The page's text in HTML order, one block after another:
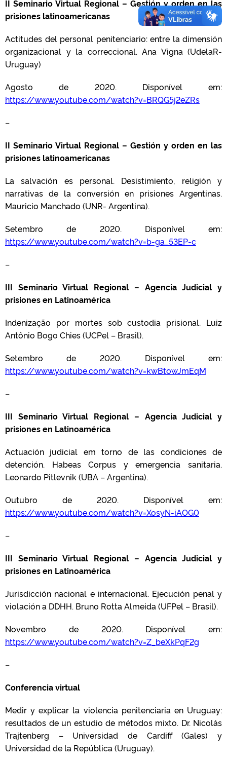
II Seminario Virtual Regional – Gestión y orden en las
prisiones latinoamericanas
Actitudes del personal penitenciario: entre la dimensión
organizacional y la correccional. Ana Vigna (UdelaR-
Uruguay)
Agosto de 2020. Disponível em:
https://www.youtube.com/watch?v=BRQG5j2eZRs
–
II Seminario Virtual Regional – Gestión y orden en las
prisiones latinoamericanas
La salvación es personal. Desistimiento, religión y
narrativas de la conversión en prisiones Argentinas.
Mauricio Manchado (UNR- Argentina).
Setembro de 2020. Disponível em:
https://www.youtube.com/watch?v=b-ga_53EP-c
–
III Seminario Virtual Regional – Agencia Judicial y
prisiones en Latinoamérica
Indenização por mortes sob custodia prisional. Luiz
Antônio Bogo Chies (UCPel – Brasil).
Setembro de 2020. Disponível em:
https://www.youtube.com/watch?v=kwBtowJmEqM
–
III Seminario Virtual Regional – Agencia Judicial y
prisiones en Latinoamérica
Actuación judicial em torno de las condiciones de
detención. Habeas Corpus y emergencia sanitaria.
Leonardo Pitlevnik (UBA – Argentina).
Outubro de 2020. Disponível em:
https://www.youtube.com/watch?v=XosyN-iAOG0
–
III Seminario Virtual Regional – Agencia Judicial y
prisiones en Latinoamérica
Jurisdicción nacional e internacional. Ejecución penal y
violación a DDHH. Bruno Rotta Almeida (UFPel – Brasil).
Novembro de 2020. Disponível em:
https://www.youtube.com/watch?v=Z_beXkPqF2g
–
Conferencia virtual
Medir y explicar la violencia penitenciaria en Uruguay:
resultados de un estudio de métodos mixto. Dr. Nicolás
Trajtenberg – Universidad de Cardiff (Gales) y
Universidad de la República (Uruguay).